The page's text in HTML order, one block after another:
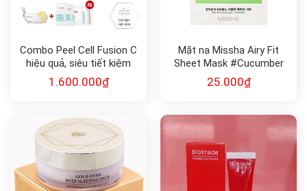
Combo Peel Cell Fusion C
hiệu quả, siêu tiết kiệm
1.600.000₫
Mặt nạ Missha Airy Fit
Sheet Mask #Cucumber
19gr
25.000₫